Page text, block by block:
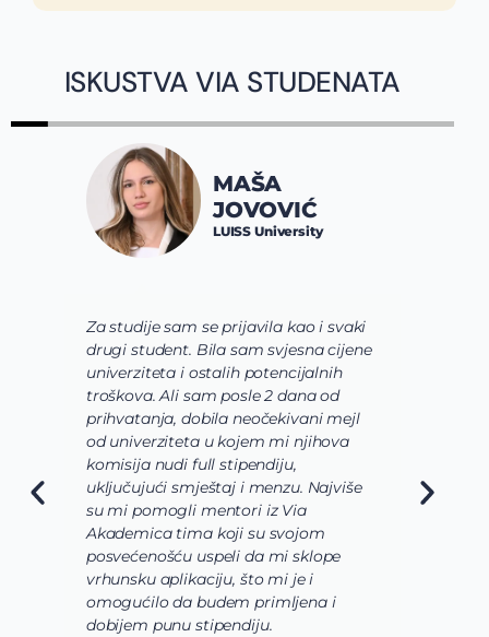
ISKUSTVA VIA STUDENATA
Za studije sam se prijavila kao i svaki
drugi student. Bila sam svjesna cijene
univerziteta i ostalih potencijalnih
troškova. Ali sam posle 2 dana od
prihvatanja, dobila neočekivani mejl
od univerziteta u kojem mi njihova
komisija nudi full stipendiju,
uključujući smještaj i menzu. Najviše
su mi pomogli mentori iz Via
Akademica tima koji su svojom
posvećenošću uspeli da mi sklope
vrhunsku aplikaciju, što mi je i
omogućilo da budem primljena i
dobijem punu stipendiju.
MAŠA
JOVOVIĆ
LUISS University